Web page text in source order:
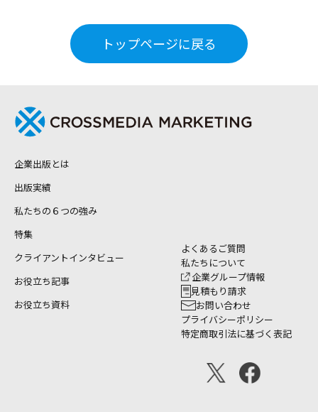
トップページに戻る
企業出版とは
出版実績
私たちの６つの強み
特集
クライアントインタビュー
お役立ち記事
お役立ち資料
よくあるご質問
私たちについて
企業グループ情報
見積もり請求
お問い合わせ
プライバシーポリシー
特定商取引法に基づく表記